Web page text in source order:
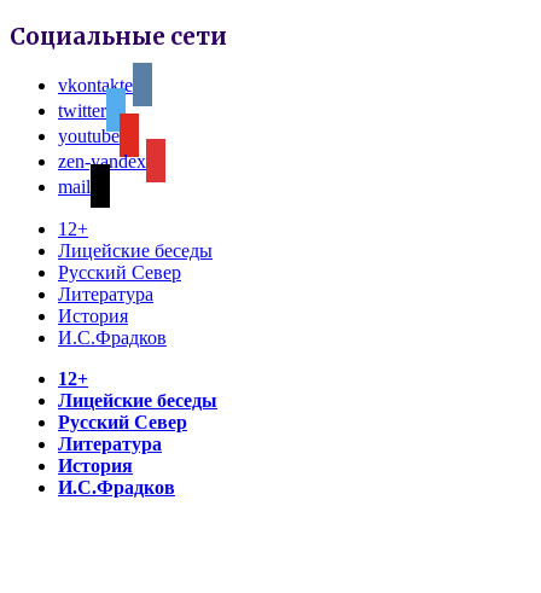
Социальные сети
vkontakte
twitter
youtube
zen-yandex
mail
12+
Лицейские беседы
Русский Север
Литература
История
И.С.Фрадков
12+
Лицейские беседы
Русский Север
Литература
История
И.С.Фрадков